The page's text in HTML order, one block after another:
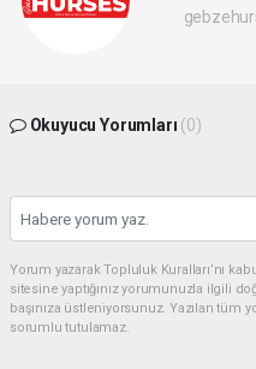
Okuyucu Yorumları (0)
Yorum yazarak Topluluk Kuralları’nı
sitesine yaptığınız yorumunuzla ilgili
başınıza üstleniyorsunuz. Yazılan
sorumlu tutulamaz.